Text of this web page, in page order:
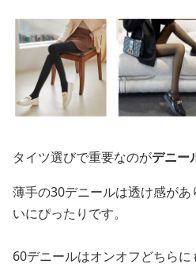
タイツ選びで重要なのがデニー
薄手の30デニールは透け感が
いにぴったりです。
60デニールはオンオフどちら